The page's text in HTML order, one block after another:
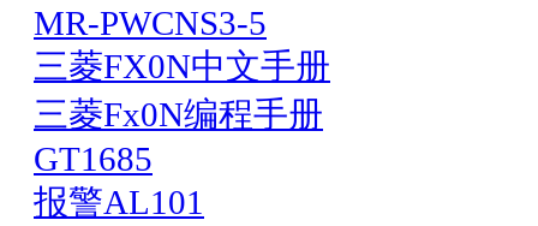
MR-PWCNS3-5
三菱FX0N中文手册
三菱Fx0N编程手册
GT1685
报警AL101